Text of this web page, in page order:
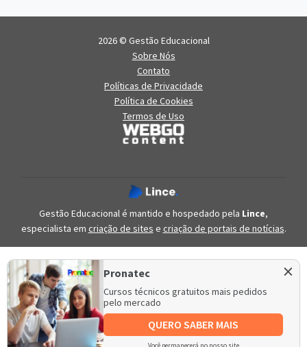
Pronatec
Cursos técnicos gratuitos mais pedidos
pelo mercado
QUERO SABER MAIS
×
2026 © Gestão Educacional
Sobre Nós
Contato
Políticas de Privacidade
Política de Cookies
Termos de Uso
Gestão Educacional é mantido e hospedado pela Lince,
especialista em criação de sites e criação de portais de notícias.